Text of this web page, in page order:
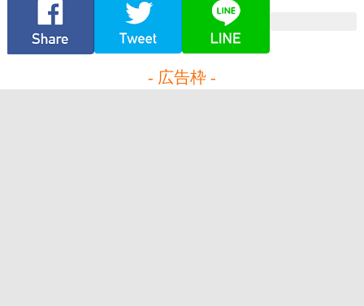
- 広告枠 -